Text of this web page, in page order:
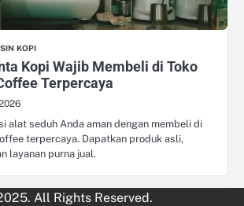
KOPI
Kopi Wajib Membeli di Toko
Terpercaya
alat seduh Anda aman dengan membeli di
terpercaya. Dapatkan produk asli,
layanan purna jual.
All Rights Reserved.